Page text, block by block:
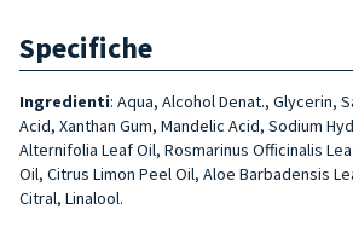
Specifiche
Ingredienti: Aqua, Alcohol Denat., Glycerin,
Acid, Xanthan Gum, Mandelic Acid, Sodium
Alternifolia Leaf Oil, Rosmarinus Officinalis
Oil, Citrus Limon Peel Oil, Aloe Barbadensis
Citral, Linalool.